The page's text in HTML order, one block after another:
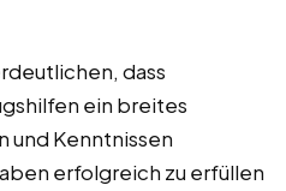
dass
ein breites
und Kenntnissen
erfolgreich zu erfüllen